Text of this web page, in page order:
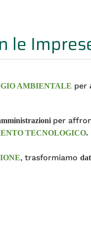
le
AMBIENTALE per
per
TECNOLOGICO.
, trasformiamo